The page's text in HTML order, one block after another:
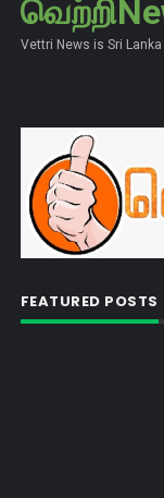
Vettri News is Sri
FEATURED POSTS